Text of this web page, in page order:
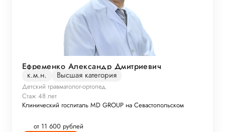
Ефременко Александр Дмитриевич
к.м.н. Высшая категория
Детский травматолог-ортопед
Стаж 48 лет
Клинический госпиталь MD GROUP на Севастопольском
от 11 600 рублей